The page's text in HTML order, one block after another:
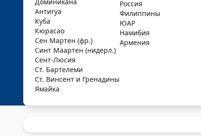
Антигуа
Куба
Кюрасао
Сен Мартен (фр.)
Синт Маартен (нидерл.)
Сент-Люсия
Ст. Бартелеми
Ст. Винсент и Гренадины
Ямайка
Россия
Филиппины
ЮАР
Намибия
Армения